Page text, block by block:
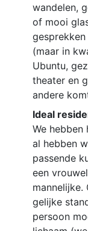
wandelen,
of mooi
(maar in
Ubuntu,
theater en
andere
Ideal
We hebben
al hebben
passende
een
mannelijke.
gelijke
persoon